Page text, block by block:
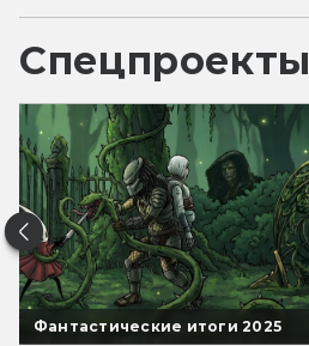
Спецпроекты
Фантастические итоги 2025